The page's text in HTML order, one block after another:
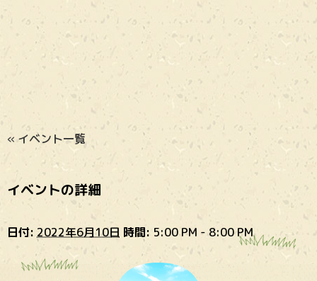
イベントの詳細
日付: 2022年6月10日 時間: 5:00 PM - 8:00 PM
« イベント一覧